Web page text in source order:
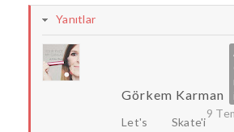
Yanıtlar
Görkem Karman
9
Let's Skate'i